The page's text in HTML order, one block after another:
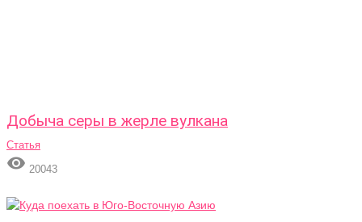
Добыча серы в жерле вулкана
Статья
 20043